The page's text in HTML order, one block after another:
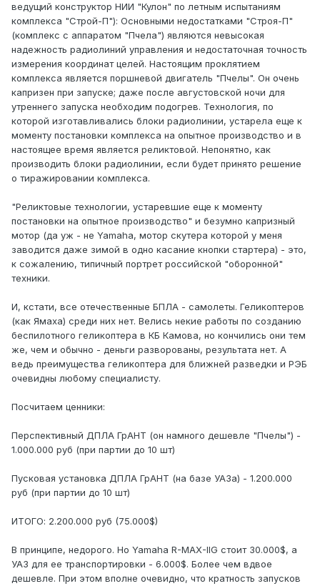
ведущий конструктор НИИ "Кулон" по летным испытаниям
комплекса "Строй-П"): Основными недостатками "Строя-П"
(комплекс с аппаратом "Пчела") являются невысокая
надежность радиолиний управления и недостаточная точность
измерения координат целей. Настоящим проклятием
комплекса является поршневой двигатель "Пчелы". Он очень
капризен при запуске; даже после августовской ночи для
утреннего запуска необходим подогрев. Технология, по
которой изготавливались блоки радиолинии, устарела еще к
моменту постановки комплекса на опытное производство и в
настоящее время является реликтовой. Непонятно, как
производить блоки радиолинии, если будет принято решение
о тиражировании комплекса.
"Реликтовые технологии, устаревшие еще к моменту
постановки на опытное производство" и безумно капризный
мотор (да уж - не Yamaha, мотор скутера которой у меня
заводится даже зимой в одно касание кнопки стартера) - это,
к сожалению, типичный портрет российской "оборонной"
техники.
И, кстати, все отечественные БПЛА - самолеты. Геликоптеров
(как Ямаха) среди них нет. Велись некие работы по созданию
беспилотного геликоптера в КБ Камова, но кончились они тем
же, чем и обычно - деньги разворованы, результата нет. А
ведь преимущества геликоптера для ближней разведки и РЭБ
очевидны любому специалисту.
Посчитаем ценники:
Перспективный ДПЛА ГрАНТ (он намного дешевле "Пчелы") -
1.000.000 руб (при партии до 10 шт)
Пусковая установка ДПЛА ГрАНТ (на базе УАЗа) - 1.200.000
руб (при партии до 10 шт)
ИТОГО: 2.200.000 руб (75.000$)
В принципе, недорого. Но Yamaha R-MAX-IIG стоит 30.000$, а
УАЗ для ее транспортировки - 6.000$. Более чем вдвое
дешевле. При этом вполне очевидно, что кратность запусков